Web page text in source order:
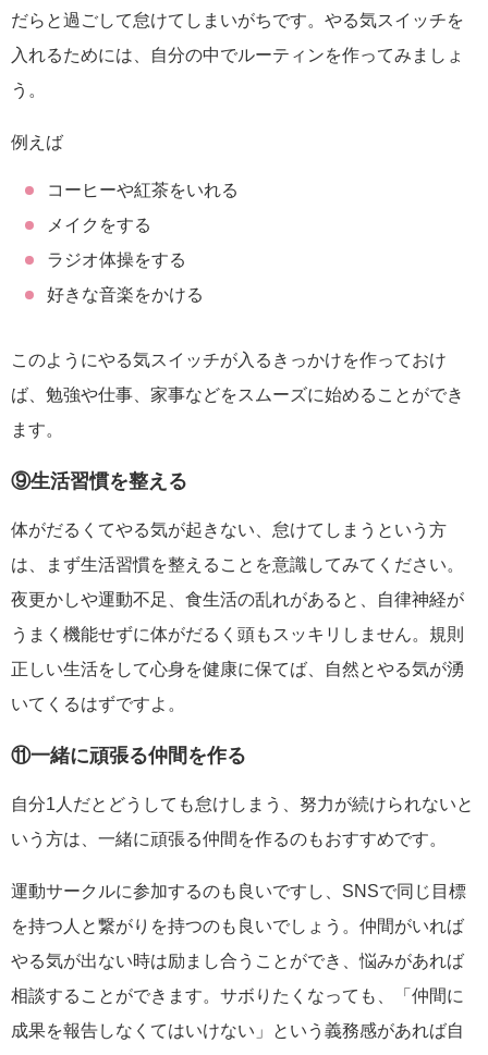
だらと過ごして怠けてしまいがちです。やる気スイッチを
入れるためには、自分の中でルーティンを作ってみましょ
う。
例えば
コーヒーや紅茶をいれる
メイクをする
ラジオ体操をする
好きな音楽をかける
このようにやる気スイッチが入るきっかけを作っておけ
ば、勉強や仕事、家事などをスムーズに始めることができ
ます。
⑨生活習慣を整える
体がだるくてやる気が起きない、怠けてしまうという方
は、まず生活習慣を整えることを意識してみてください。
夜更かしや運動不足、食生活の乱れがあると、自律神経が
うまく機能せずに体がだるく頭もスッキリしません。規則
正しい生活をして心身を健康に保てば、自然とやる気が湧
いてくるはずですよ。
⑪一緒に頑張る仲間を作る
自分1人だとどうしても怠けしまう、努力が続けられないと
いう方は、一緒に頑張る仲間を作るのもおすすめです。
運動サークルに参加するのも良いですし、SNSで同じ目標
を持つ人と繋がりを持つのも良いでしょう。仲間がいれば
やる気が出ない時は励まし合うことができ、悩みがあれば
相談することができます。サボりたくなっても、「仲間に
成果を報告しなくてはいけない」という義務感があれば自